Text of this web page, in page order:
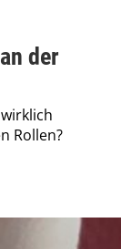
der
Rollen?